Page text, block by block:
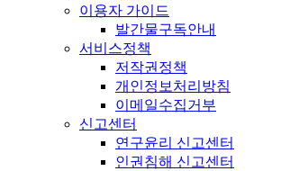
이용자 가이드
발간물구독안내
서비스정책
저작권정책
개인정보처리방침
이메일수집거부
신고센터
연구윤리 신고센터
인권침해 신고센터